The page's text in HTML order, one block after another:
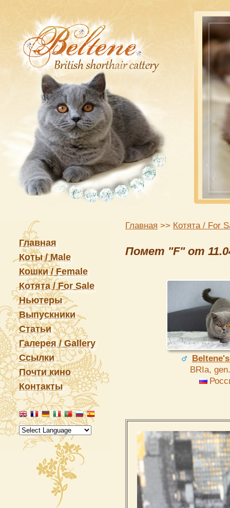
Главная
Коты / Male
Кошки / Female
Котята / For Sale
Ньютеры
Выпускники
Статьи
Галерея / Gallery
Ссылки
Почти кино
Контакты
Главная >> Котята / For
Помет "F" от
BRIa,